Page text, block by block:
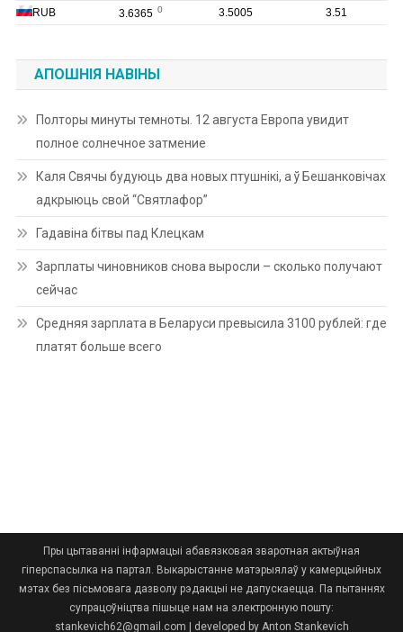
АПОШНІЯ НАВІНЫ
Полторы минуты темноты. 12 августа Европа увидит
полное солнечное затмение
Каля Свячы будуюць два новых птушнікі, а ў Бешанковічах
адкрыюць свой “Святлафор”
Гадавіна бітвы пад Клецкам
Зарплаты чиновников снова выросли – сколько получают
сейчас
Средняя зарплата в Беларуси превысила 3100 рублей: где
платят больше всего
Пры цытаванні інфармацыі абавязковая зваротная актыўная
гіперспасылка на партал. Выкарыстанне матэрыялаў у камерцыйных
мэтах без пісьмовага дазволу рэдакцыі не дапускаецца. Па пытаннях
супрацоўніцтва пішыце нам на электронную пошту:
stankevich62@gmail.com | developed by Anton Stankevich